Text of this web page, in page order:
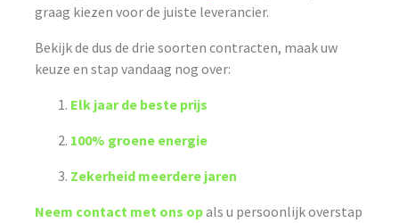
graag kiezen voor de juiste leverancier.
Bekijk de dus de drie soorten contracten, maak uw
keuze en stap vandaag nog over:
Elk jaar de beste prijs
100% groene energie
Zekerheid meerdere jaren
Neem contact met ons opals u persoonlijk overstap